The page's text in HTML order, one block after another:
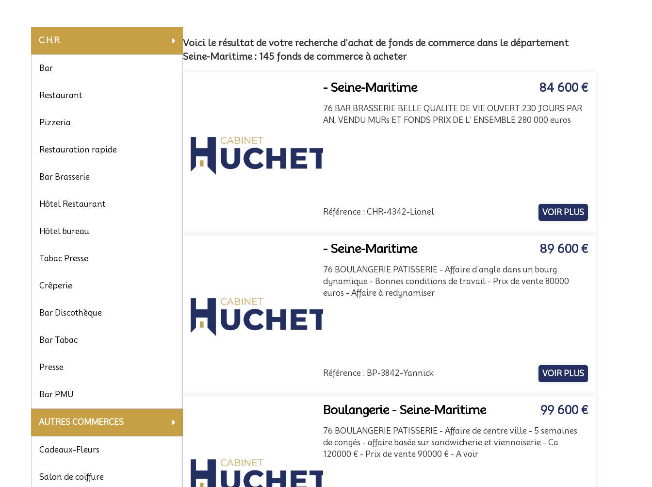
C.H.R.
Bar
Restaurant
Pizzeria
Restauration rapide
Bar Brasserie
Hôtel Restaurant
Hôtel bureau
Tabac Presse
Crêperie
Bar Discothèque
Bar Tabac
Presse
Bar PMU
AUTRES COMMERCES
Cadeaux-Fleurs
Salon de coiffure
Voici le résultat de votre recherche d'achat de fonds de commerce dans le département
Seine-Maritime : 145 fonds de commerce à acheter
- Seine-Maritime 84 600 €
76 BAR BRASSERIE BELLE QUALITE DE VIE OUVERT 230 JOURS PAR
AN, VENDU MURs ET FONDS PRIX DE L' ENSEMBLE 280 000 euros
Référence : CHR-4342-Lionel VOIR PLUS
- Seine-Maritime 89 600 €
76 BOULANGERIE PATISSERIE - Affaire d'angle dans un bourg
dynamique - Bonnes conditions de travail - Prix de vente 80000
euros - Affaire à redynamiser
Référence : BP-3842-Yannick VOIR PLUS
Boulangerie - Seine-Maritime 99 600 €
76 BOULANGERIE PATISSERIE - Affaire de centre ville - 5 semaines
de congés - affaire basée sur sandwicherie et viennoiserie - Ca
120000 € - Prix de vente 90000 € - A voir